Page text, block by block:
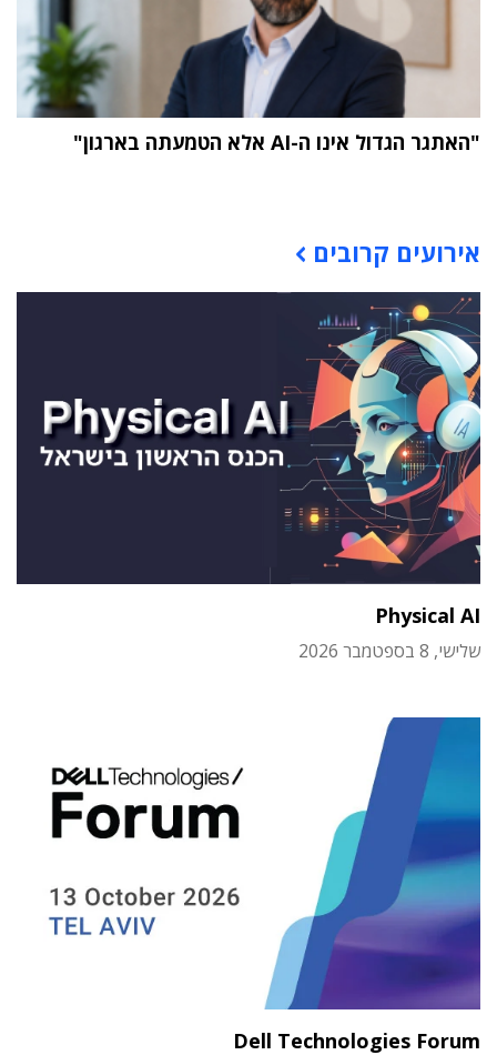
"האתגר הגדול אינו ה-AI אלא הטמעתה בארגון"
אירועים קרובים
Physical AI
שלישי, 8 בספטמבר 2026
Dell Technologies Forum